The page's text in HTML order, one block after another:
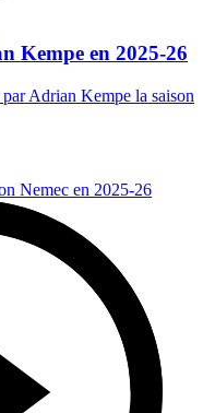
Kempe en 2025-26
Adrian Kempe la saison